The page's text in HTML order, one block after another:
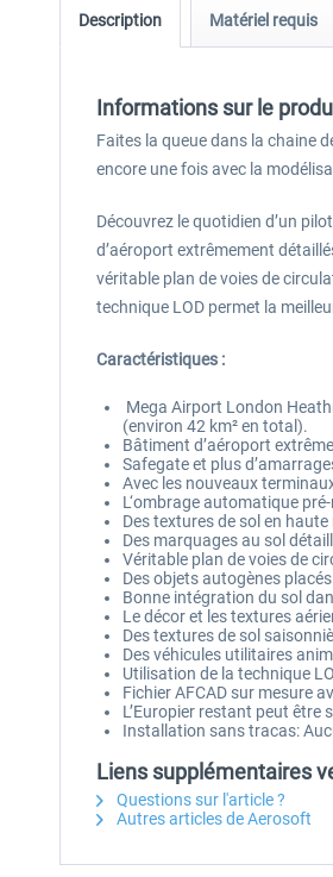
Description Matériel requis
Informations sur le
Faites la queue dans la chaine
encore une fois avec la
Découvrez le quotidien d’un
d’aéroport extrêmement
véritable plan de voies de
technique LOD permet la
Caractéristiques :
Mega Airport London
(environ 42 km² en total).
Bâtiment d’aéroport
Safegate et plus
Avec les nouveaux
L‘ombrage automatique
Des textures de sol en
Des marquages au sol
Véritable plan de voies de
Des objets autogènes
Bonne intégration du sol
Le décor et les textures
Des textures de sol
Des véhicules utilitaires
Utilisation de la technique
Fichier AFCAD sur mesure
L’Europier restant peut
Installation sans tracas:
Liens supplémentaires
Questions sur l'article ?
Autres articles de Aerosoft